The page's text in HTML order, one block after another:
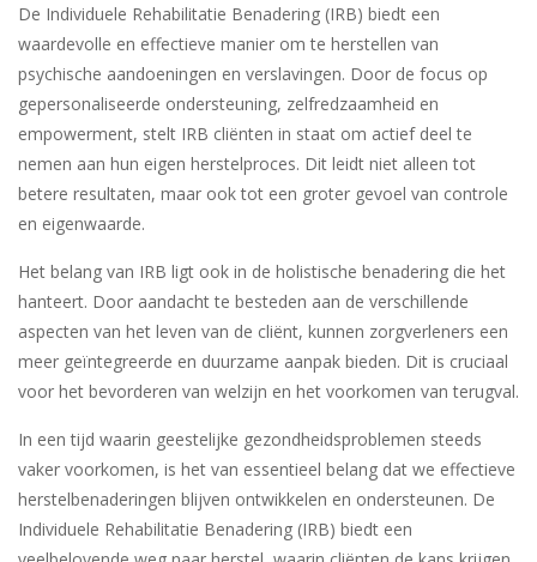
De Individuele Rehabilitatie Benadering (IRB) biedt een
waardevolle en effectieve manier om te herstellen van
psychische aandoeningen en verslavingen. Door de focus op
gepersonaliseerde ondersteuning, zelfredzaamheid en
empowerment, stelt IRB cliënten in staat om actief deel te
nemen aan hun eigen herstelproces. Dit leidt niet alleen tot
betere resultaten, maar ook tot een groter gevoel van controle
en eigenwaarde.
Het belang van IRB ligt ook in de holistische benadering die het
hanteert. Door aandacht te besteden aan de verschillende
aspecten van het leven van de cliënt, kunnen zorgverleners een
meer geïntegreerde en duurzame aanpak bieden. Dit is cruciaal
voor het bevorderen van welzijn en het voorkomen van terugval.
In een tijd waarin geestelijke gezondheidsproblemen steeds
vaker voorkomen, is het van essentieel belang dat we effectieve
herstelbenaderingen blijven ontwikkelen en ondersteunen. De
Individuele Rehabilitatie Benadering (IRB) biedt een